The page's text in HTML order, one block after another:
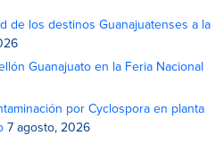
de los destinos Guanajuatenses a la
Guanajuato en la Feria Nacional
por Cyclospora en planta
7 agosto, 2026